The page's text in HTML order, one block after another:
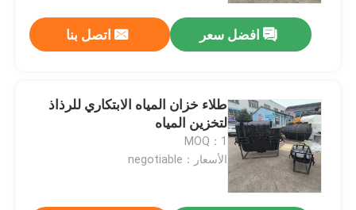
افضل سعر اتصل بنا
طلاء خزان المياه الابتكاري للرذاذ
لتخزين المياه
MOQ：1
الأسعار：negotiable